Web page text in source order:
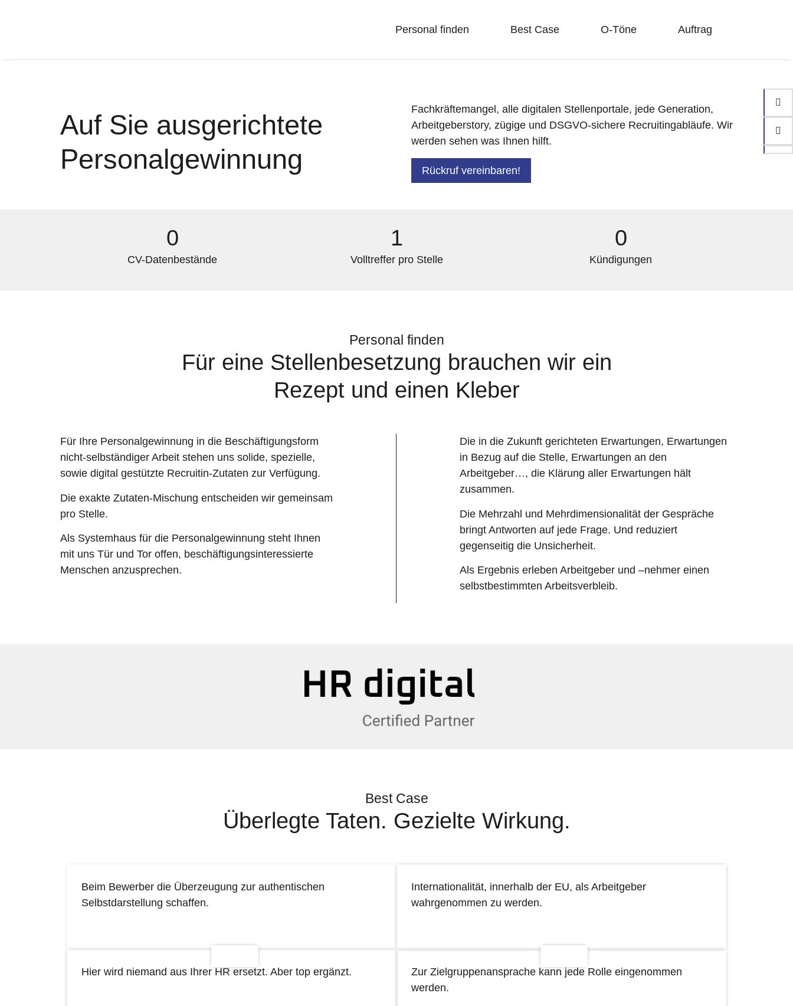
Personal finden Best Case O-Töne Auftrag
Auf Sie ausgerichtete
Personalgewinnung
Fachkräftemangel, alle digitalen Stellenportale, jede Generation,
Arbeitgeberstory, zügige und DSGVO-sichere Recruitingabläufe. Wir
werden sehen was Ihnen hilft.
Rückruf vereinbaren!
0
CV-Datenbestände
1
Volltreffer pro Stelle
0
Kündigungen
Personal finden
Für eine Stellenbesetzung brauchen wir ein
Rezept und einen Kleber
Für Ihre Personalgewinnung in die Beschäftigungsform
nicht-selbständiger Arbeit stehen uns solide, spezielle,
sowie digital gestützte Recruitin-Zutaten zur Verfügung.
Die exakte Zutaten-Mischung entscheiden wir gemeinsam
pro Stelle.
Als Systemhaus für die Personalgewinnung steht Ihnen
mit uns Tür und Tor offen, beschäftigungsinteressierte
Menschen anzusprechen.
Die in die Zukunft gerichteten Erwartungen, Erwartungen
in Bezug auf die Stelle, Erwartungen an den
Arbeitgeber…, die Klärung aller Erwartungen hält
zusammen.
Die Mehrzahl und Mehrdimensionalität der Gespräche
bringt Antworten auf jede Frage. Und reduziert
gegenseitig die Unsicherheit.
Als Ergebnis erleben Arbeitgeber und –nehmer einen
selbstbestimmten Arbeitsverbleib.
Best Case
Überlegte Taten. Gezielte Wirkung.
Beim Bewerber die Überzeugung zur authentischen
Selbstdarstellung schaffen.
Internationalität, innerhalb der EU, als Arbeitgeber
wahrgenommen zu werden.
Hier wird niemand aus Ihrer HR ersetzt. Aber top ergänzt.
Zur Zielgruppenansprache kann jede Rolle eingenommen
werden.